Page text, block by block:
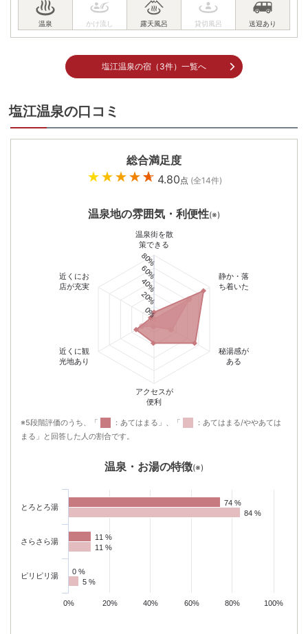
塩江温泉の宿（3件）一覧へ
塩江温泉の口コミ
総合満足度
4.80 点 (全14件)
温泉地の雰囲気・利便性(※)
0%
20%
40%
60%
80%
温泉街を散
策できる
静か・落
ち着いた
秘湯感が
ある
アクセスが
便利
近くに観
光地あり
近くにお
店が充実
※5段階評価のうち、「 ：あてはまる」、「
：あてはまる/ややあては
まる」と回答した人の割合です。
温泉・お湯の特徴(※)
74 %
74 %
11 %
11 %
0 %
0 %
84 %
84 %
11 %
11 %
5 %
5 %
0% 20% 40% 60% 80% 100%
とろとろ湯
さらさら湯
ピリピリ湯